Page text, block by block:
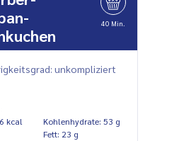
40 Min.
unkompliziert
456 kcal
Kohlenhydrate: 53 g
Fett: 23 g